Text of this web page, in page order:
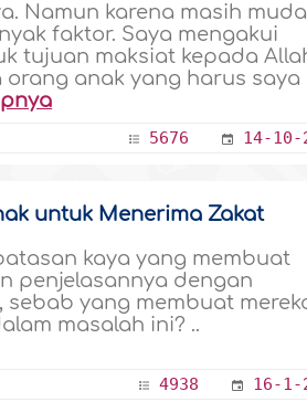
Namun karena masih muda
faktor. Saya mengakui
tujuan maksiat kepada
anak yang harus saya
5676 14-10-
untuk Menerima Zakat
kaya yang membuat
penjelasannya dengan
yang membuat
masalah ini? ..
4938 16-1-